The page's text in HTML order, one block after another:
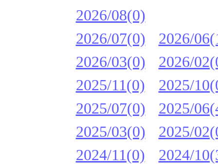
2026/08(0)
2026/07(0)
2026/
2026/03(0)
2026/
2025/11(0)
2025/
2025/07(0)
2025/
2025/03(0)
2025/
2024/11(0)
2024/